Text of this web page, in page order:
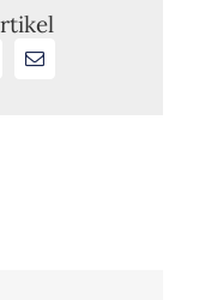
WhatsApp
E-